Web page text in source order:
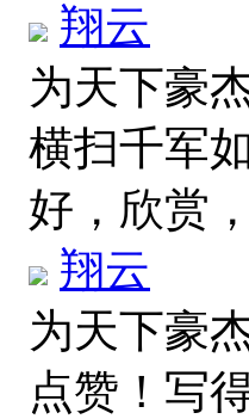
翔云
为天下豪
横扫千军
好，欣赏
翔云
为天下豪
点赞！写